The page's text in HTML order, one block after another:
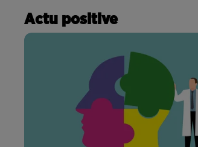
Actu positive